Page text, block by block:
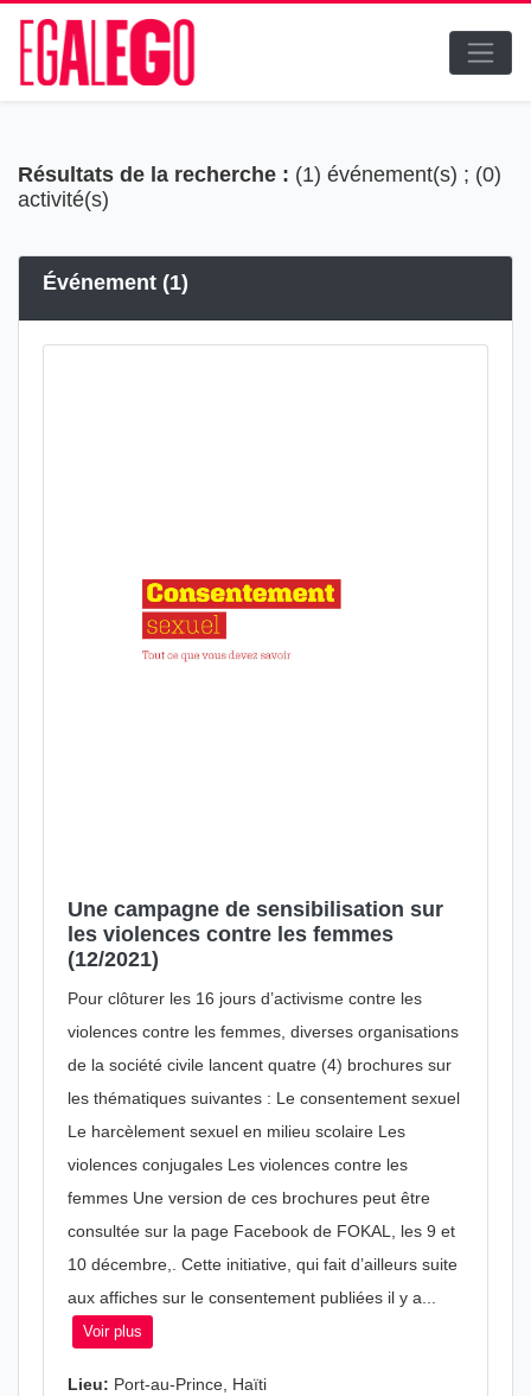
Résultats de la recherche : (1) événement(s) ; (0)
activité(s)
Événement (1)
Une campagne de sensibilisation sur
les violences contre les femmes
(12/2021)
Pour clôturer les 16 jours d’activisme contre les
violences contre les femmes, diverses organisations
de la société civile lancent quatre (4) brochures sur
les thématiques suivantes : Le consentement sexuel
Le harcèlement sexuel en milieu scolaire Les
violences conjugales Les violences contre les
femmes Une version de ces brochures peut être
consultée sur la page Facebook de FOKAL, les 9 et
10 décembre,. Cette initiative, qui fait d’ailleurs suite
aux affiches sur le consentement publiées il y a...
Voir plus
Lieu: Port-au-Prince, Haïti